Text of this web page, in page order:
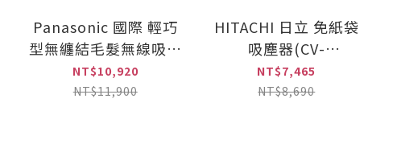
Panasonic 國際 輕巧
型無纏結毛髮無線吸塵
器(MC-SB53K)
NT$10,920
NT$11,900
HITACHI 日立 免紙袋
吸塵器(CV-
SK11T/CVSK11T)
NT$7,465
NT$8,690